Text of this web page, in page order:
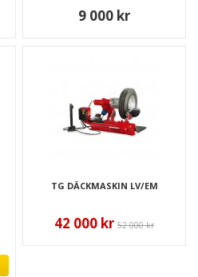
9 000 kr
TG DÄCKMASKIN LV/EM
42 000 kr 52 000 kr